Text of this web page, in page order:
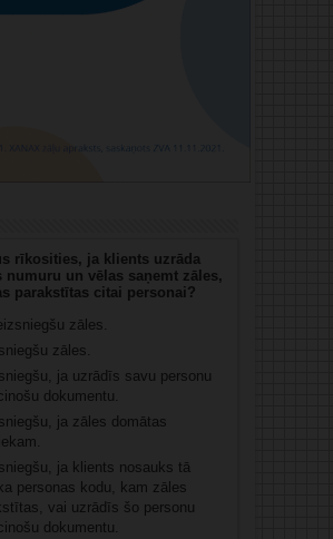
rīkosities, ja klients uzrāda
numuru un vēlas saņemt zāles,
parakstītas citai personai?
zāles.
zāles.
ja uzrādīs savu personu
dokumentu.
ja zāles domātas
ja klients nosauks tā
personas kodu, kam zāles
vai uzrādīs šo personu
dokumentu.